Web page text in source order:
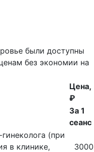
были доступны
без экономии на
Цена,
₽
За 1
сеанс
(при
в клинике,
3000